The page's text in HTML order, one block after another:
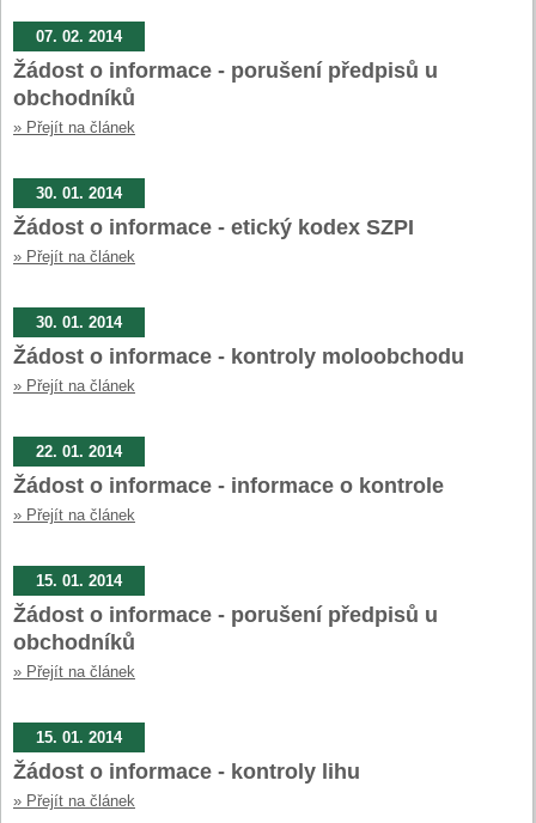
07. 02. 2014
Žádost o informace - porušení předpisů u
obchodníků
» Přejít na článek
30. 01. 2014
Žádost o informace - etický kodex SZPI
» Přejít na článek
30. 01. 2014
Žádost o informace - kontroly moloobchodu
» Přejít na článek
22. 01. 2014
Žádost o informace - informace o kontrole
» Přejít na článek
15. 01. 2014
Žádost o informace - porušení předpisů u
obchodníků
» Přejít na článek
15. 01. 2014
Žádost o informace - kontroly lihu
» Přejít na článek